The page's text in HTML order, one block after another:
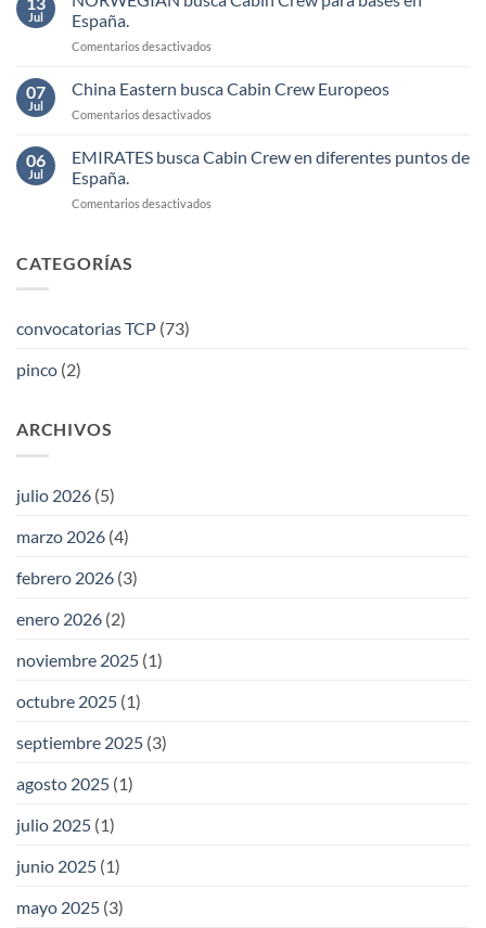
Cabin
Jul
España.
Comentarios desactivados
busca
Cabin
Crew
bases
07
Jul
China Eastern busca Cabin Crew Europeos
Comentarios desactivados
Eastern
busca
Crew
06
Jul
EMIRATES busca Cabin Crew en diferentes puntos de
España.
Comentarios desactivados
CATEGORÍAS
convocatorias TCP (73)
pinco (2)
ARCHIVOS
julio 2026 (5)
marzo 2026 (4)
febrero 2026 (3)
enero 2026 (2)
noviembre 2025 (1)
octubre 2025 (1)
septiembre 2025 (3)
agosto 2025 (1)
julio 2025 (1)
junio 2025 (1)
mayo 2025 (3)